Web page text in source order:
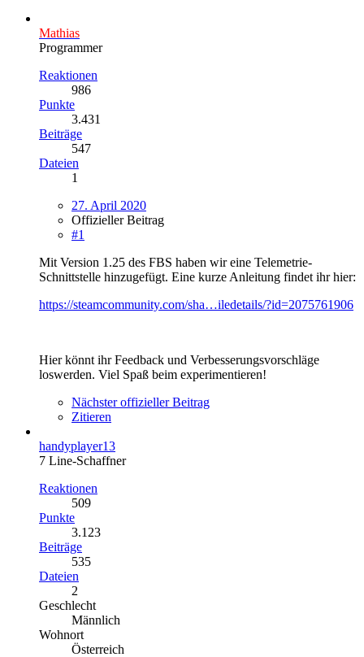
Mathias
Programmer
Reaktionen
986
Punkte
3.431
Beiträge
547
Dateien
1
27. April 2020
Offizieller Beitrag
#1
Mit Version 1.25 des FBS haben wir eine Telemetrie-
Schnittstelle hinzugefügt. Eine kurze Anleitung findet ihr hier:
https://steamcommunity.com/sha…iledetails/?id=2075761906
Hier könnt ihr Feedback und Verbesserungsvorschläge
loswerden. Viel Spaß beim experimentieren!
Nächster offizieller Beitrag
Zitieren
handyplayer13
7 Line-Schaffner
Reaktionen
509
Punkte
3.123
Beiträge
535
Dateien
2
Geschlecht
Männlich
Wohnort
Österreich